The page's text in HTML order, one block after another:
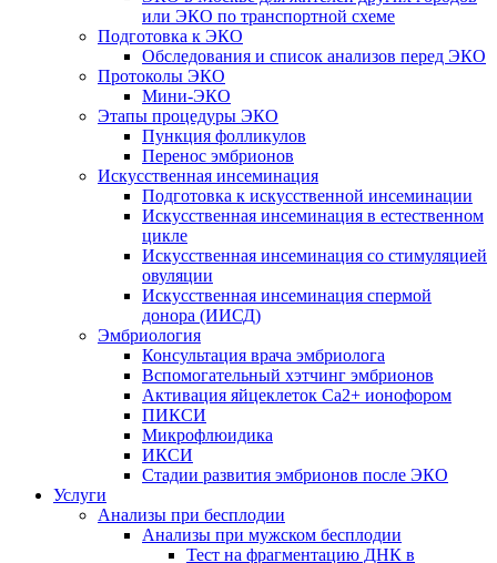
или ЭКО по транспортной схеме
Подготовка к ЭКО
Обследования и список анализов перед ЭКО
Протоколы ЭКО
Мини-ЭКО
Этапы процедуры ЭКО
Пункция фолликулов
Перенос эмбрионов
Искусственная инсеминация
Подготовка к искусственной инсеминации
Искусственная инсеминация в естественном
цикле
Искусственная инсеминация со стимуляцией
овуляции
Искусственная инсеминация спермой
донора (ИИСД)
Эмбриология
Консультация врача эмбриолога
Вспомогательный хэтчинг эмбрионов
Активация яйцеклеток Са2+ ионофором
ПИКСИ
Микрофлюидика
ИКСИ
Стадии развития эмбрионов после ЭКО
Услуги
Анализы при бесплодии
Анализы при мужском бесплодии
Тест на фрагментацию ДНК в